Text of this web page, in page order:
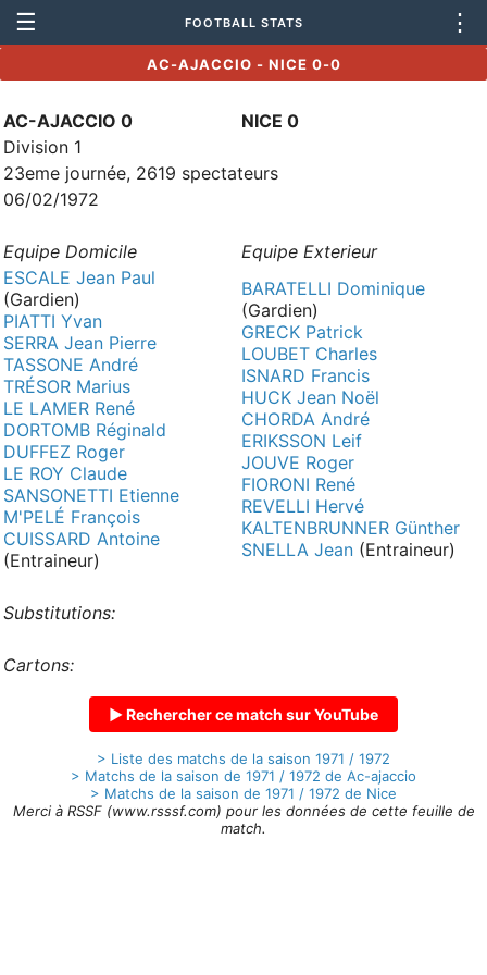
☰ FOOTBALL STATS ⋮
AC-AJACCIO - NICE 0-0
AC-AJACCIO 0
NICE 0
Division 1
23eme journée, 2619 spectateurs
06/02/1972
Equipe Domicile
Equipe Exterieur
ESCALE Jean Paul
(Gardien)
PIATTI Yvan
SERRA Jean Pierre
TASSONE André
TRÉSOR Marius
LE LAMER René
DORTOMB Réginald
DUFFEZ Roger
LE ROY Claude
SANSONETTI Etienne
M'PELÉ François
CUISSARD Antoine
(Entraineur)
BARATELLI Dominique
(Gardien)
GRECK Patrick
LOUBET Charles
ISNARD Francis
HUCK Jean Noël
CHORDA André
ERIKSSON Leif
JOUVE Roger
FIORONI René
REVELLI Hervé
KALTENBRUNNER Günther
SNELLA Jean (Entraineur)
Substitutions:
Cartons:
▶ Rechercher ce match sur YouTube
> Liste des matchs de la saison 1971 / 1972
> Matchs de la saison de 1971 / 1972 de Ac-ajaccio
> Matchs de la saison de 1971 / 1972 de Nice
Merci à RSSF (www.rsssf.com) pour les données de cette feuille de
match.